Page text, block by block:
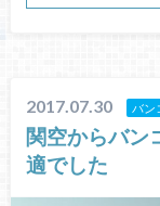
2017.07.30 バン
関空からバン
適でした